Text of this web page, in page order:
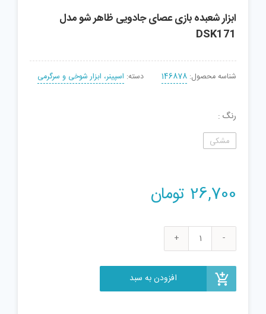
ابزار شعبده بازی عصای جادویی ظاهر شو مدل
DSK171
شناسه محصول: 146878 دسته: اسپینر، ابزار شوخی و سرگرمی
رنگ
مشکی
26,700 تومان
ابزار
افزودن به سبد